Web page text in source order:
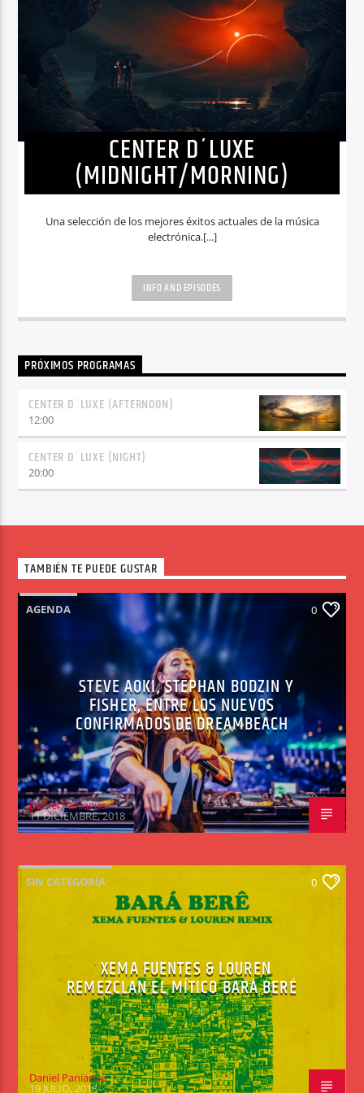
CENTER D´LUXE
(MIDNIGHT/MORNING)
Una selección de los mejores éxitos actuales de la música
electrónica.[...]
INFO AND EPISODES
PRÓXIMOS PROGRAMAS
CENTER D´LUXE (AFTERNOON)
12:00
CENTER D´LUXE (NIGHT)
20:00
TAMBIÉN TE PUEDE GUSTAR
AGENDA 0
STEVE AOKI, STEPHAN BODZIN Y
FISHER, ENTRE LOS NUEVOS
CONFIRMADOS DE DREAMBEACH
Daniel Paniagua
11 DICIEMBRE, 2018
SIN CATEGORÍA 0
XEMA FUENTES & LOUREN
REMEZCLAN EL MÍTICO BARÁ BERÉ
Daniel Paniagua
19 JULIO, 2018